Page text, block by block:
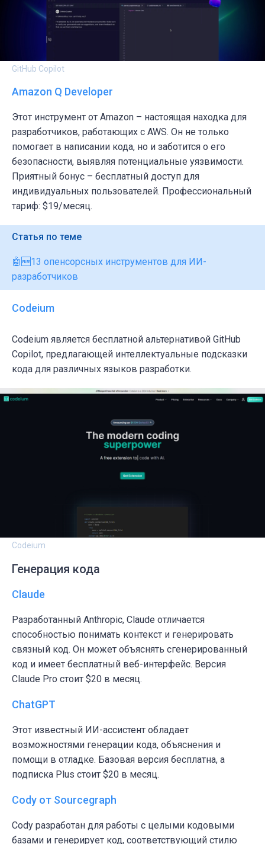
GitHub Copilot
Amazon Q Developer
Этот инструмент от Amazon – настоящая находка для
разработчиков, работающих с AWS. Он не только
помогает в написании кода, но и заботится о его
безопасности, выявляя потенциальные уязвимости.
Приятный бонус – бесплатный доступ для
индивидуальных пользователей. Профессиональный
тариф: $19/месяц.
Статья по теме
🤖🆓13 опенсорсных инструментов для ИИ-
разработчиков
Codeium
Codeium является бесплатной альтернативой GitHub
Copilot, предлагающей интеллектуальные подсказки
кода для различных языков разработки.
Codeium
Генерация кода
Claude
Разработанный Anthropic, Claude отличается
способностью понимать контекст и генерировать
связный код. Он может объяснять сгенерированный
код и имеет бесплатный веб-интерфейс. Версия
Claude Pro стоит $20 в месяц.
ChatGPT
Этот известный ИИ-ассистент обладает
возможностями генерации кода, объяснения и
помощи в отладке. Базовая версия бесплатна, а
подписка Plus стоит $20 в месяц.
Cody от Sourcegraph
Cody разработан для работы с целыми кодовыми
базами и генерирует код, соответствующий стилю